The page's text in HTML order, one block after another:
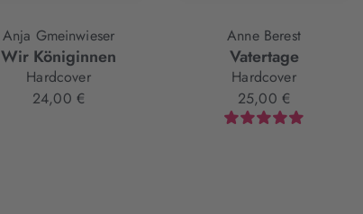
Anja Gmeinwieser
Wir Königinnen
Hardcover
24,00 €
Anne Berest
Vatertage
Hardcover
25,00 €